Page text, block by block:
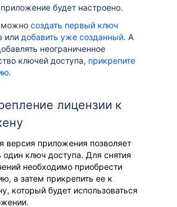
приложение будет настроено.
можно создать первый ключ
или добавить уже созданный. А
неограниченное
ключей доступа, прикрепите
.
лицензии к
версия приложения позволяет
один ключ доступа. Для снятия
необходимо приобрести
а затем прикрепить ее к
который будет использоваться